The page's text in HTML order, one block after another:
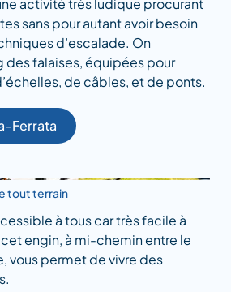
sans pour autant avoir besoin
d’escalade. On
des falaises, équipées pour
de câbles, et de ponts.
Ferrata
tout terrain
à tous car très facile à
engin, à mi-chemin entre le
vous permet de vivre des